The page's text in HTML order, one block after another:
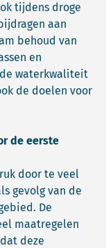
tijdens droge
aan
behoud van
en
waterkwaliteit
de doelen voor
de eerste
door te veel
gevolg van de
De
maatregelen
deze